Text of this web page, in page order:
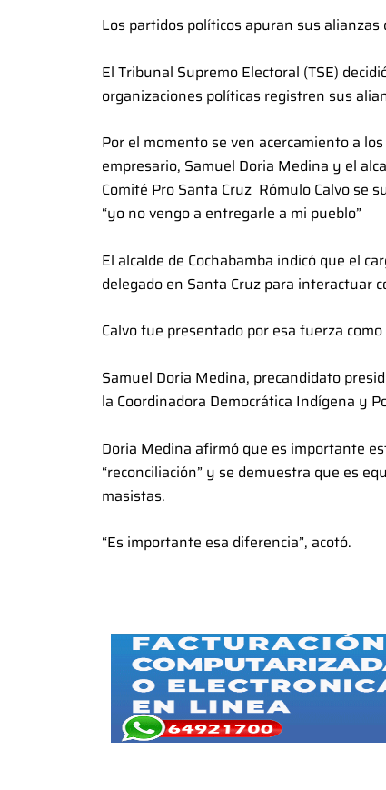
Los partidos políticos apuran sus alianzas
El Tribunal Supremo Electoral (TSE)
organizaciones políticas registren sus
Por el momento se ven acercamiento a
empresario, Samuel Doria Medina y el
Comité Pro Santa Cruz Rómulo Calvo se
“yo no vengo a entregarle a mi pueblo”
El alcalde de Cochabamba indicó que el
delegado en Santa Cruz para interactuar
Calvo fue presentado por esa fuerza
Samuel Doria Medina, precandidato
la Coordinadora Democrática Indígena y
Doria Medina afirmó que es importante
“reconciliación” y se demuestra que es
masistas.
“Es importante esa diferencia”, acotó.